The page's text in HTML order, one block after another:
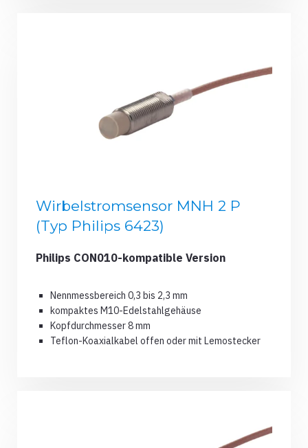
Wirbelstromsensor MNH 2 P
(Typ Philips 6423)
Philips CON010-kompatible Version
Nennmessbereich 0,3 bis 2,3 mm
kompaktes M10-Edelstahlgehäuse
Kopfdurchmesser 8 mm
Teflon-Koaxialkabel offen oder mit Lemostecker